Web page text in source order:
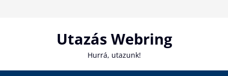
Utazás Webring
Hurrá, utazunk!